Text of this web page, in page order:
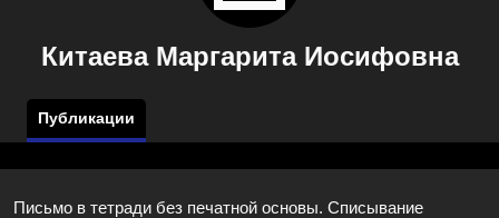
Китаева Маргарита Иосифовна
Публикации
Письмо в тетради без печатной основы. Списывание